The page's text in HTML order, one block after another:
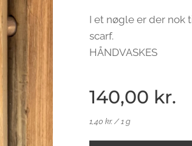
I et nøgle er der nok
scarf.
HÅNDVASKES
140,00 kr.
1,40 kr. / 1 g